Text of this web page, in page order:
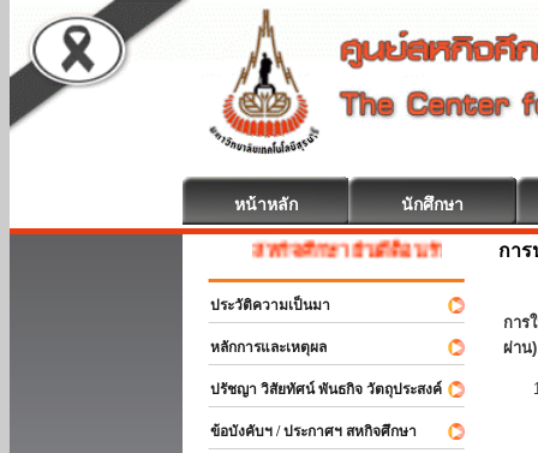
หน้าหลัก นักศึกษา
สหกิจศึกษา ยินดีต้อนรับ
ประวัติความเป็นมา
หลักการและเหตุผล
ปรัชญา วิสัยทัศน์ พันธกิจ วัตถุประสงค์
ข้อบังคับฯ / ประกาศฯ สหกิจศึกษา
กา
การ
ผ่าน